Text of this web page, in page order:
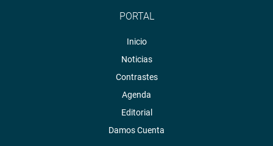
PORTAL
Inicio
Noticias
Contrastes
Agenda
Editorial
Damos Cuenta